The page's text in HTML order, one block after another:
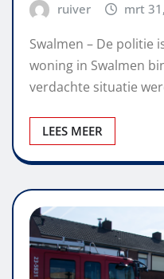
ruiver mrt
Swalmen – De politie
woning in Swalmen
verdachte situatie
LEES MEER